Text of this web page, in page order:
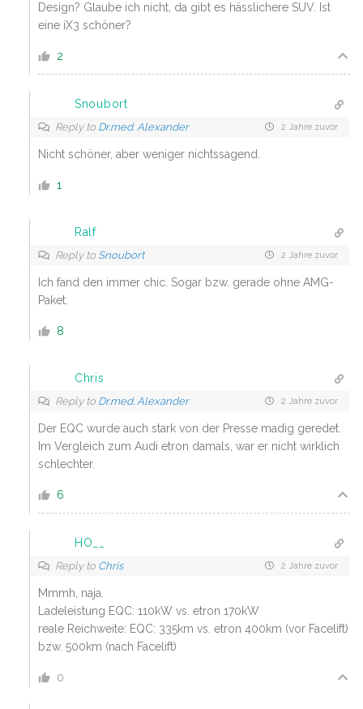
Design? Glaube ich nicht, da gibt es hässlichere SUV. Ist
eine iX3 schöner?
2
Snoubort
Reply to Dr.med. Alexander 2 Jahre zuvor
Nicht schöner, aber weniger nichtssagend.
1
Ralf
Reply to Snoubort 2 Jahre zuvor
Ich fand den immer chic. Sogar bzw. gerade ohne AMG-
Paket.
8
Chris
Reply to Dr.med. Alexander 2 Jahre zuvor
Der EQC wurde auch stark von der Presse madig geredet.
Im Vergleich zum Audi etron damals, war er nicht wirklich
schlechter.
6
HO__
Reply to Chris 2 Jahre zuvor
Mmmh, naja.
Ladeleistung EQC: 110kW vs. etron 170kW
reale Reichweite: EQC: 335km vs. etron 400km (vor Facelift)
bzw. 500km (nach Facelift)
0